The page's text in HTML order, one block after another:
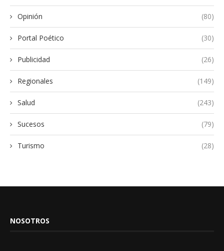
Opinión (80)
Portal Poético (30)
Publicidad (26)
Regionales (149)
Salud (243)
Sucesos (79)
Turismo (28)
NOSOTROS